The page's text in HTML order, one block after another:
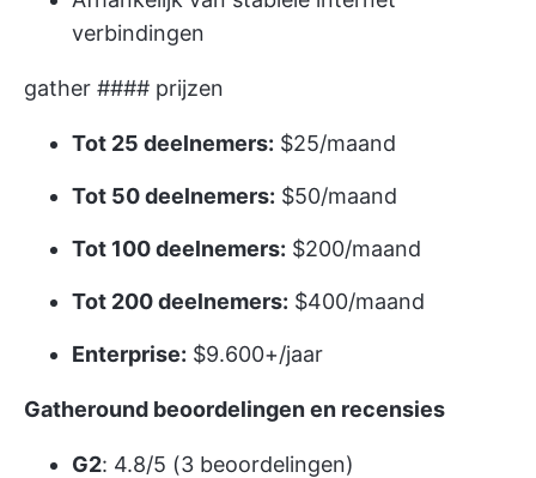
verbindingen
gather #### prijzen
Tot 25 deelnemers: $25/maand
Tot 50 deelnemers: $50/maand
Tot 100 deelnemers: $200/maand
Tot 200 deelnemers: $400/maand
Enterprise: $9.600+/jaar
Gatheround beoordelingen en recensies
G2: 4.8/5 (3 beoordelingen)